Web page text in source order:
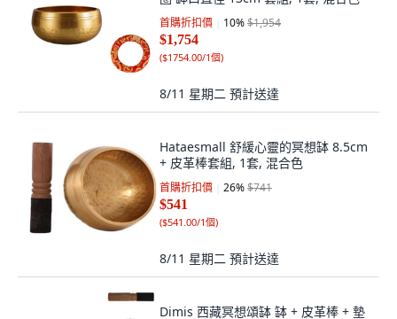
首購折扣價 10%$1,954
$1,754
($1754.00/1個)
8/11 星期二 預計送達
Hataesmall 舒緩心靈的冥想缽 8.5cm
+ 皮革棒套組, 1套, 混合色
首購折扣價 26%$741
$541
($541.00/1個)
8/11 星期二 預計送達
Dimis 西藏冥想頌缽 缽 + 皮革棒 + 墊